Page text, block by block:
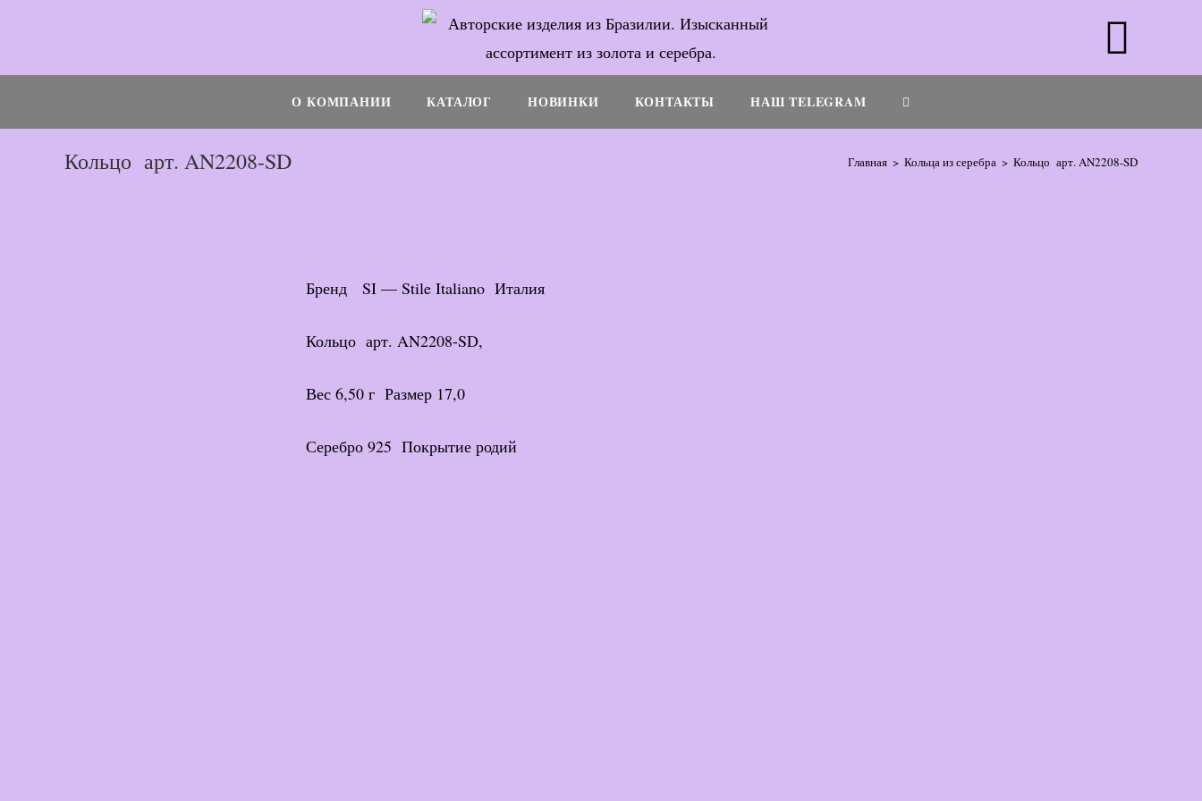
О КОМПАНИИ КАТАЛОГ НОВИНКИ КОНТАКТЫ НАШ TELEGRAM
Кольцо арт. AN2208-SD Главная > Кольца из серебра > Кольцо арт. AN2208-SD
Бренд SI — Stile Italiano Италия
Кольцо арт. AN2208-SD,
Вес 6,50 г Размер 17,0
Серебро 925 Покрытие родий